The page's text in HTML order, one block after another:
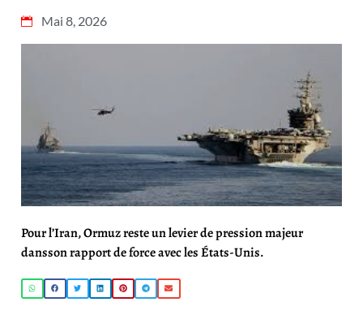
Mai 8, 2026
Pour l’Iran, Ormuz reste un levier de pression majeur
dansson rapport de force avec les États-Unis.